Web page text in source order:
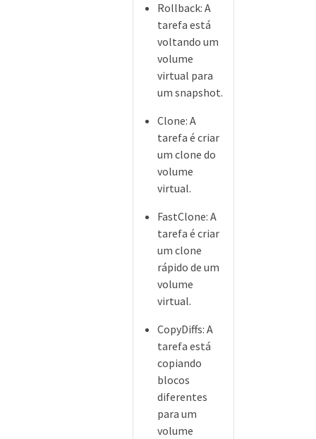
Rollback: A
tarefa está
voltando um
volume
virtual para
um snapshot.
Clone: A
tarefa é criar
um clone do
volume
virtual.
FastClone: A
tarefa é criar
um clone
rápido de um
volume
virtual.
CopyDiffs: A
tarefa está
copiando
blocos
diferentes
para um
volume